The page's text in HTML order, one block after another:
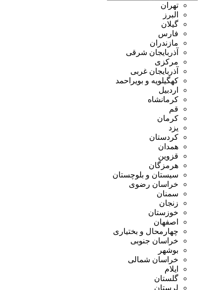
تهران
البرز
گیلان
فارس
مازندران
آذربایجان شرقی
مرکزی
آذربایجان غربی
کهگیلویه و بویراحمد
اردبیل
کرمانشاه
قم
کرمان
یزد
کردستان
همدان
قزوین
هرمزگان
سیستان و بلوچستان
خراسان رضوی
سمنان
زنجان
خوزستان
اصفهان
چهارمحال و بختیاری
خراسان جنوبی
بوشهر
خراسان شمالی
ایلام
گلستان
لرستان